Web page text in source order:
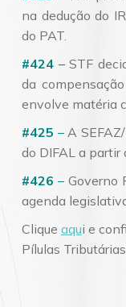
na dedução do
do PAT.
#424 –STF
da
envolve matéria
#425 –A
do DIFAL a
#426 – Governo
agenda
Clique aqui e
Pílulas